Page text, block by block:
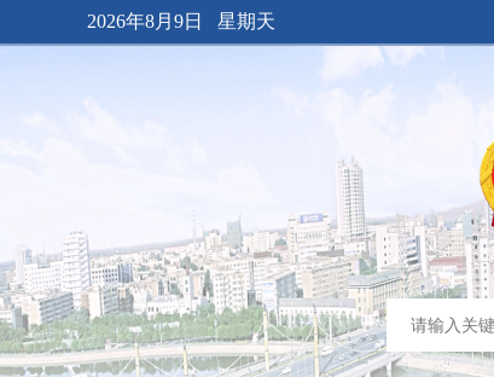
2026年8月9日 星期天